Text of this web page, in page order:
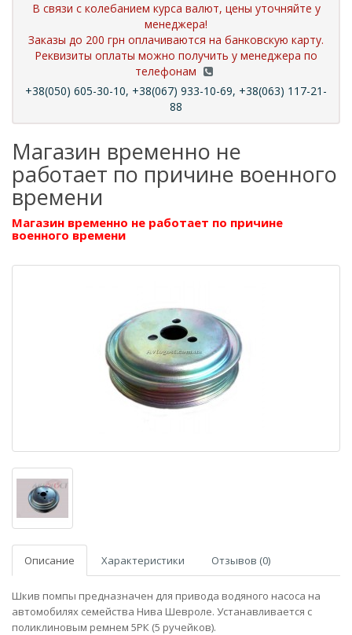
В связи с колебанием курса валют, цены уточняйте у
менеджера!
Заказы до 200 грн оплачиваются на банковскую карту.
Реквизиты оплаты можно получить у менеджера по
телефонам
+38(050) 605-30-10, +38(067) 933-10-69, +38(063) 117-21-
88
Магазин временно не
работает по причине военного
времени
Магазин временно не работает по причине
военного времени
Описание Характеристики Отзывов (0)
Шкив помпы предназначен для привода водяного насоса на
автомобилях семейства Нива Шевроле. Устанавливается с
поликлиновым ремнем 5РК (5 ручейков).